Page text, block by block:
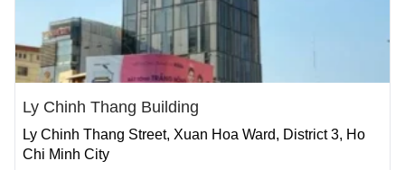
Ly Chinh Thang Building
Ly Chinh Thang Street, Xuan Hoa Ward, District 3, Ho
Chi Minh City